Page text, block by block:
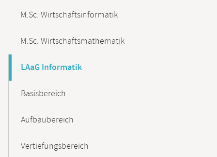
M.Sc. Wirtschaftsinformatik
M.Sc. Wirtschaftsmathematik
LAaG Informatik
Basisbereich
Aufbaubereich
Vertiefungsbereich